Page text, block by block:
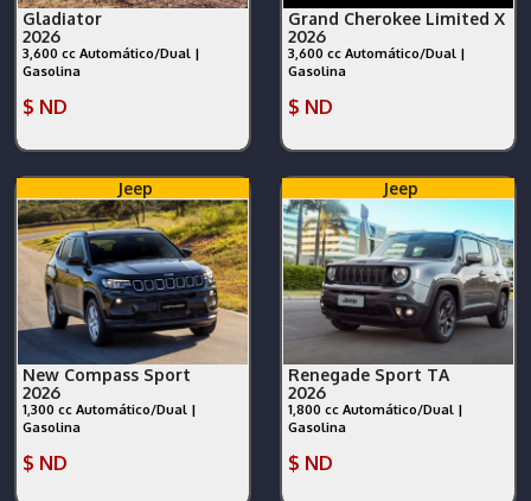
Gladiator
2026
3,600 cc Automático/Dual |
Gasolina
$ ND
Grand Cherokee Limited X
2026
3,600 cc Automático/Dual |
Gasolina
$ ND
Jeep
New Compass Sport
2026
1,300 cc Automático/Dual |
Gasolina
$ ND
Jeep
Renegade Sport TA
2026
1,800 cc Automático/Dual |
Gasolina
$ ND